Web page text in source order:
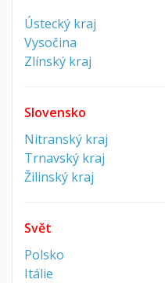
Ústecký kraj
Vysočina
Zlínský kraj
Slovensko
Nitranský kraj
Trnavský kraj
Žilinský kraj
Svět
Polsko
Itálie